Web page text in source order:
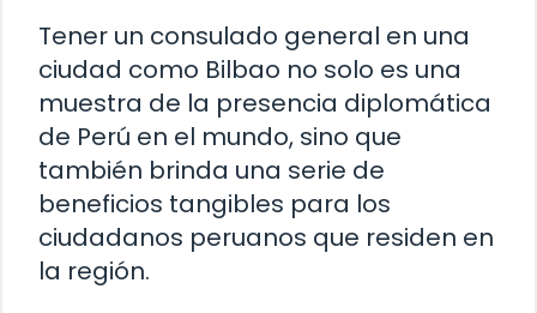
Tener un consulado general en una
ciudad como Bilbao no solo es una
muestra de la presencia diplomática
de Perú en el mundo, sino que
también brinda una serie de
beneficios tangibles para los
ciudadanos peruanos que residen en
la región.